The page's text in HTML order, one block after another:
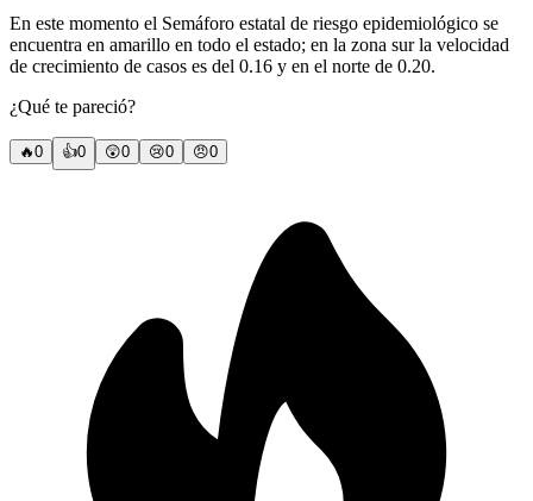
En este momento el Semáforo estatal de riesgo epidemiológico se
encuentra en amarillo en todo el estado; en la zona sur la velocidad
de crecimiento de casos es del 0.16 y en el norte de 0.20.
¿Qué te pareció?
🔥0 👍0 😲0 😢0 😠0